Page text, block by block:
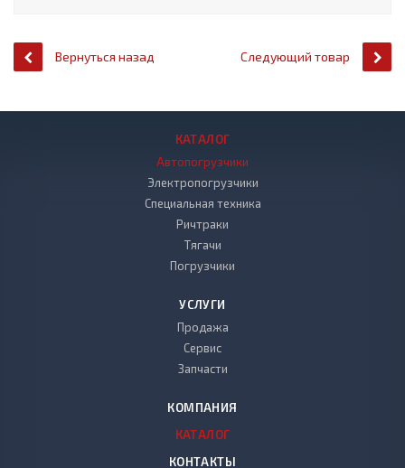
Вернуться назад Следующий товар
КАТАЛОГ
Автопогрузчики
Электропогрузчики
Специальная техника
Ричтраки
Тягачи
Погрузчики
УСЛУГИ
Продажа
Сервис
Запчасти
КОМПАНИЯ
КАТАЛОГ
КОНТАКТЫ